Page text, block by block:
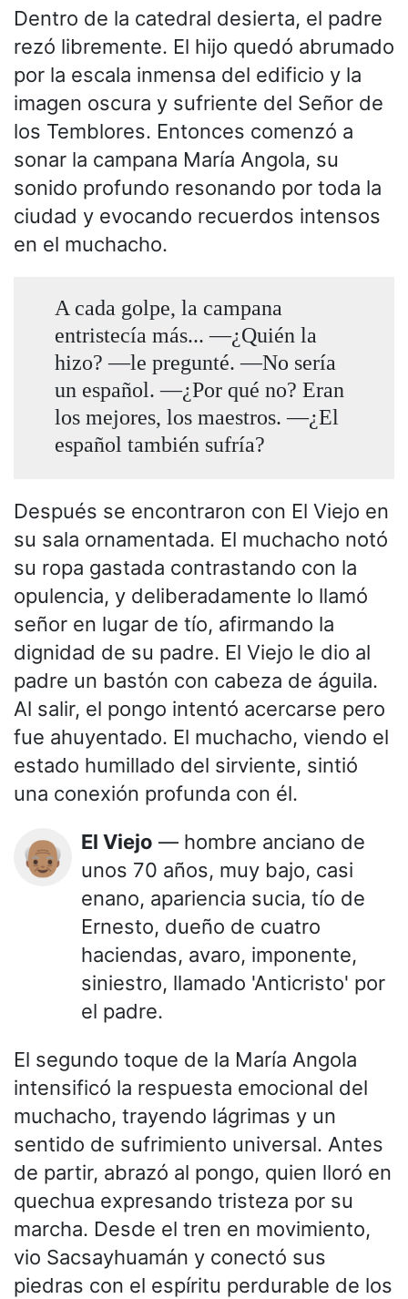
Dentro de la catedral desierta, el padre
rezó libremente. El hijo quedó abrumado
por la escala inmensa del edificio y la
imagen oscura y sufriente del Señor de
los Temblores. Entonces comenzó a
sonar la campana María Angola, su
sonido profundo resonando por toda la
ciudad y evocando recuerdos intensos
en el muchacho.
A cada golpe, la campana
entristecía más... —¿Quién la
hizo? —le pregunté. —No sería
un español. —¿Por qué no? Eran
los mejores, los maestros. —¿El
español también sufría?
Después se encontraron con El Viejo en
su sala ornamentada. El muchacho notó
su ropa gastada contrastando con la
opulencia, y deliberadamente lo llamó
señor en lugar de tío, afirmando la
dignidad de su padre. El Viejo le dio al
padre un bastón con cabeza de águila.
Al salir, el pongo intentó acercarse pero
fue ahuyentado. El muchacho, viendo el
estado humillado del sirviente, sintió
una conexión profunda con él.
👴🏽 El Viejo — hombre anciano de
unos 70 años, muy bajo, casi
enano, apariencia sucia, tío de
Ernesto, dueño de cuatro
haciendas, avaro, imponente,
siniestro, llamado 'Anticristo' por
el padre.
El segundo toque de la María Angola
intensificó la respuesta emocional del
muchacho, trayendo lágrimas y un
sentido de sufrimiento universal. Antes
de partir, abrazó al pongo, quien lloró en
quechua expresando tristeza por su
marcha. Desde el tren en movimiento,
vio Sacsayhuamán y conectó sus
piedras con el espíritu perdurable de los